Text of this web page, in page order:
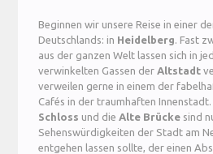
Beginnen wir unsere Reise in einer
Deutschlands: in Heidelberg . Fast
aus der ganzen Welt lassen sich in
verwinkelten Gassen der Altstadt
verweilen gerne in einem der
Cafés in der traumhaften
Schloss und die Alte Brücke sind
Sehenswürdigkeiten der Stadt am
entgehen lassen sollte, der einen